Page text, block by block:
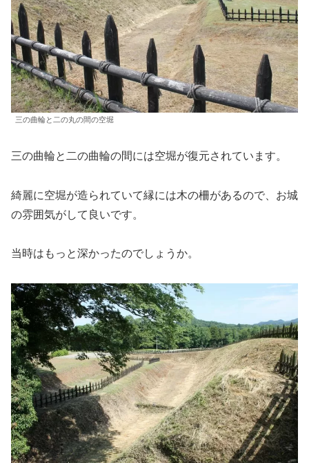
三の曲輪と二の丸の間の空堀
三の曲輪と二の曲輪の間には空堀が復元されています。
綺麗に空堀が造られていて縁には木の柵があるので、お城
の雰囲気がして良いです。
当時はもっと深かったのでしょうか。